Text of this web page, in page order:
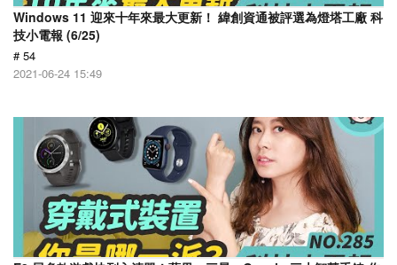
Windows 11 迎來十年來最大更新！ 緯創資通被評選為燈塔工廠 科
技小電報 (6/25)
# 54
2021-06-24 15:49